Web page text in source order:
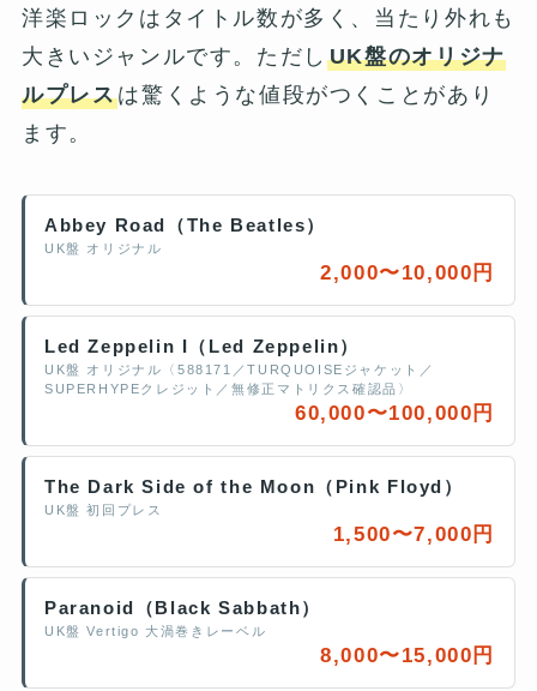
洋楽ロックはタイトル数が多く、当たり外れも
大きいジャンルです。ただし UK盤のオリジナ
ルプレスは驚くような値段がつくことがあり
ます。
Abbey Road（The Beatles）
UK盤 オリジナル
2,000〜10,000円
Led Zeppelin I（Led Zeppelin）
UK盤 オリジナル〈588171／TURQUOISEジャケット／
SUPERHYPEクレジット／無修正マトリクス確認品〉
60,000〜100,000円
The Dark Side of the Moon（Pink Floyd）
UK盤 初回プレス
1,500〜7,000円
Paranoid（Black Sabbath）
UK盤 Vertigo 大渦巻きレーベル
8,000〜15,000円